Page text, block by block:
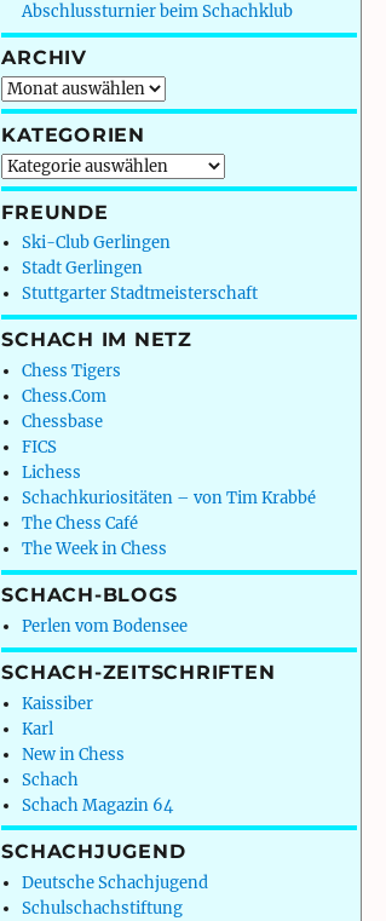
Abschlussturnier beim Schachklub
ARCHIV
Archiv
KATEGORIEN
Kategorien
FREUNDE
Ski-Club Gerlingen
Stadt Gerlingen
Stuttgarter Stadtmeisterschaft
SCHACH IM NETZ
Chess Tigers
Chess.Com
Chessbase
FICS
Lichess
Schachkuriositäten – von Tim Krabbé
The Chess Café
The Week in Chess
SCHACH-BLOGS
Perlen vom Bodensee
SCHACH-ZEITSCHRIFTEN
Kaissiber
Karl
New in Chess
Schach
Schach Magazin 64
SCHACHJUGEND
Deutsche Schachjugend
Schulschachstiftung